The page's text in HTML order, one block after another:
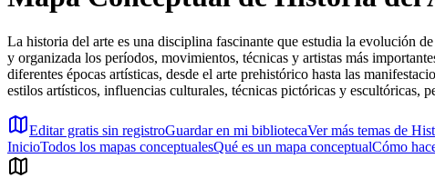
La historia del arte es una disciplina fascinante que estudia la evolución
y organizada los períodos, movimientos, técnicas y artistas más
diferentes épocas artísticas, desde el arte prehistórico hasta las
estilos artísticos, influencias culturales, técnicas pictóricas y escultóricas,
Editar gratis sin registroGuardar en mi bibliotecaVer más temas de
InicioTodos los mapas conceptualesQué es un mapa conceptualCómo